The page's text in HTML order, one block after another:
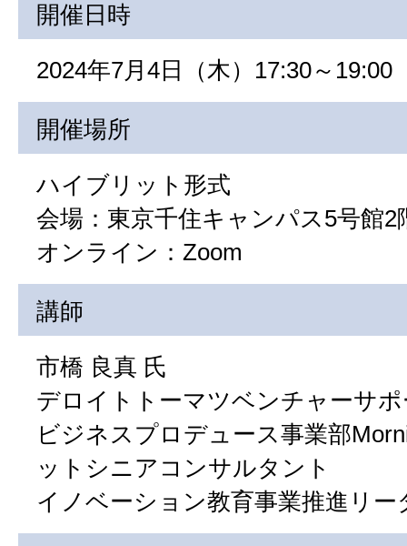
開催日時
2024年7月4日（木）17:30～19:00
開催場所
ハイブリット形式
会場：東京千住キャンパス5号館2
オンライン：Zoom
講師
市橋 良真 氏
デロイトトーマツベンチャーサ
ビジネスプロデュース事業部
ットシニアコンサルタント
イノベーション教育事業推進リー